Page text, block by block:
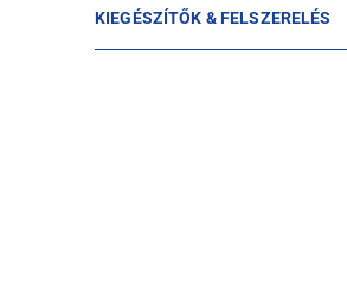
KIEGÉSZÍTŐK & FELSZERELÉS